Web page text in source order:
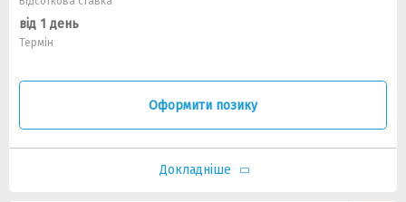
від 1 день
Термін
Оформити позику
Докладніше